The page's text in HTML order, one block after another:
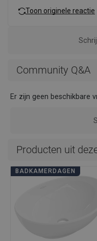
Toon originele reactie
Community Q&A
Er zijn geen beschikbare
Producten uit
BADKAMERDAGEN